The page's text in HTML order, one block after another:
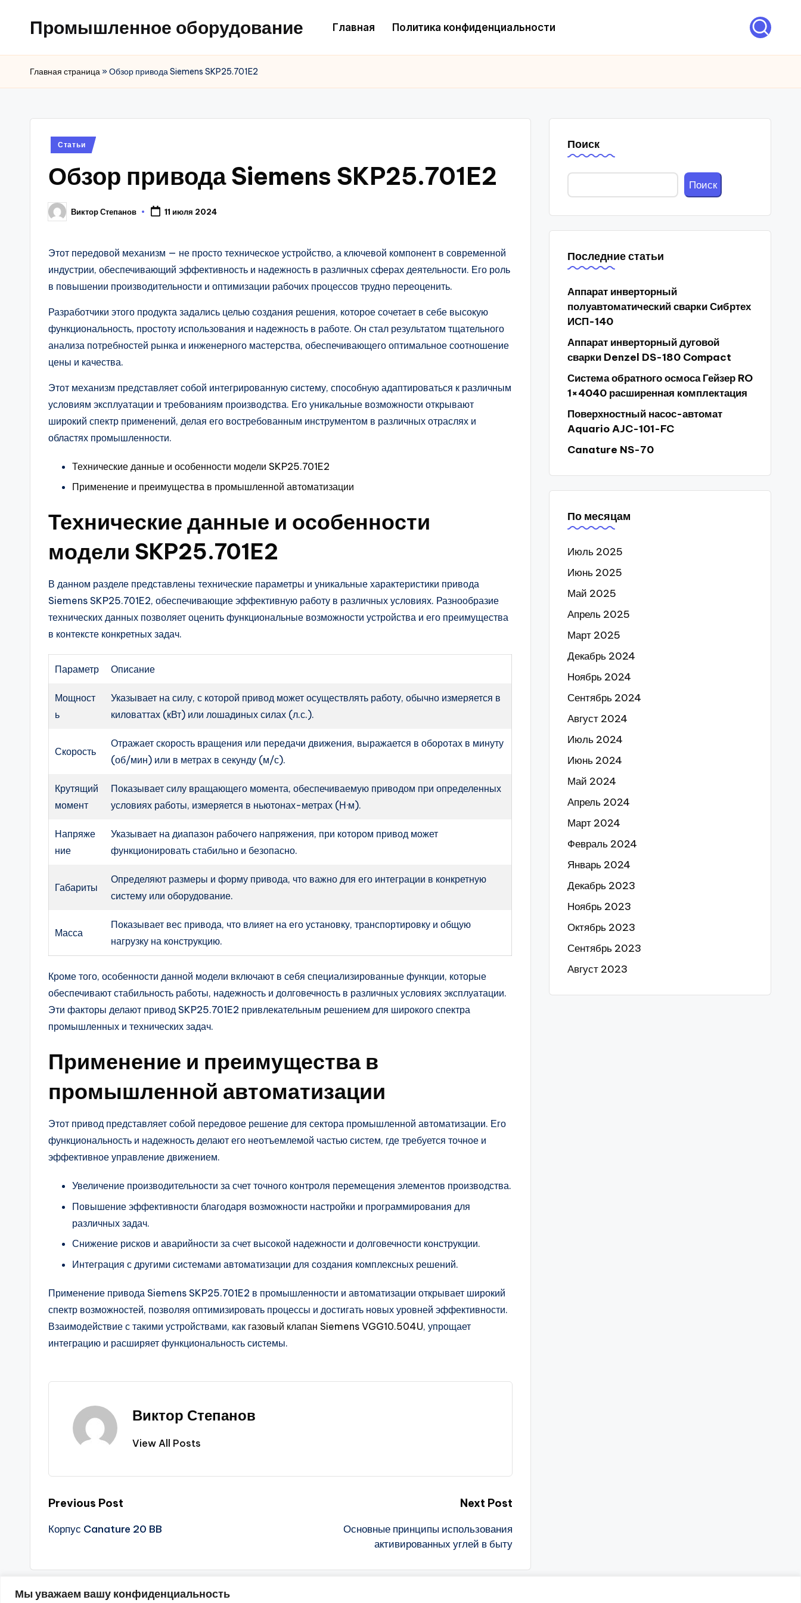
Мы уважаем вашу конфиденциальность
Промышленное оборудование Главная Политика конфиденциальности
Главная страница»Обзор привода Siemens SKP25.701E2
Posted
Статьи
Обзор привода Siemens SKP25.701E2
Posted
by
Виктор Степанов 11 июля 2024
Этот передовой механизм — не просто техническое устройство, а ключевой компонент в современной
индустрии, обеспечивающий эффективность и надежность в различных сферах деятельности. Его роль
в повышении производительности и оптимизации рабочих процессов трудно переоценить.
Разработчики этого продукта задались целью создания решения, которое сочетает в себе высокую
функциональность, простоту использования и надежность в работе. Он стал результатом тщательного
анализа потребностей рынка и инженерного мастерства, обеспечивающего оптимальное соотношение
цены и качества.
Этот механизм представляет собой интегрированную систему, способную адаптироваться к различным
условиям эксплуатации и требованиям производства. Его уникальные возможности открывают
широкий спектр применений, делая его востребованным инструментом в различных отраслях и
областях промышленности.
Технические данные и особенности модели SKP25.701E2
Применение и преимущества в промышленной автоматизации
Технические данные и особенности
модели SKP25.701E2
В данном разделе представлены технические параметры и уникальные характеристики привода
Siemens SKP25.701E2, обеспечивающие эффективную работу в различных условиях. Разнообразие
технических данных позволяет оценить функциональные возможности устройства и его преимущества
в контексте конкретных задач.
Параметр Описание
Мощност
ь
Указывает на силу, с которой привод может осуществлять работу, обычно измеряется в
киловаттах (кВт) или лошадиных силах (л.с.).
Скорость
Отражает скорость вращения или передачи движения, выражается в оборотах в минуту
(об/мин) или в метрах в секунду (м/с).
Крутящий
момент
Показывает силу вращающего момента, обеспечиваемую приводом при определенных
условиях работы, измеряется в ньютонах-метрах (Н·м).
Напряже
ние
Указывает на диапазон рабочего напряжения, при котором привод может
функционировать стабильно и безопасно.
Габариты
Определяют размеры и форму привода, что важно для его интеграции в конкретную
систему или оборудование.
Масса
Показывает вес привода, что влияет на его установку, транспортировку и общую
нагрузку на конструкцию.
Кроме того, особенности данной модели включают в себя специализированные функции, которые
обеспечивают стабильность работы, надежность и долговечность в различных условиях эксплуатации.
Эти факторы делают привод SKP25.701E2 привлекательным решением для широкого спектра
промышленных и технических задач.
Применение и преимущества в
промышленной автоматизации
Этот привод представляет собой передовое решение для сектора промышленной автоматизации. Его
функциональность и надежность делают его неотъемлемой частью систем, где требуется точное и
эффективное управление движением.
Увеличение производительности за счет точного контроля перемещения элементов производства.
Повышение эффективности благодаря возможности настройки и программирования для
различных задач.
Снижение рисков и аварийности за счет высокой надежности и долговечности конструкции.
Интеграция с другими системами автоматизации для создания комплексных решений.
Применение привода Siemens SKP25.701E2 в промышленности и автоматизации открывает широкий
спектр возможностей, позволяя оптимизировать процессы и достигать новых уровней эффективности.
Взаимодействие с такими устройствами, как газовый клапан Siemens VGG10.504U, упрощает
интеграцию и расширяет функциональность системы.
Виктор Степанов
View All Posts
Post
navigation
Previous Post
Корпус Canature 20 BB
Next Post
Основные принципы использования
активированных углей в быту
Поиск
Поиск
Последние статьи
Аппарат инверторный
полуавтоматический сварки Сибртех
ИСП-140
Аппарат инверторный дуговой
сварки Denzel DS-180 Compact
Система обратного осмоса Гейзер RO
1×4040 расширенная комплектация
Поверхностный насос-автомат
Aquario AJC-101-FC
Canature NS-70
По месяцам
Июль 2025
Июнь 2025
Май 2025
Апрель 2025
Март 2025
Декабрь 2024
Ноябрь 2024
Сентябрь 2024
Август 2024
Июль 2024
Июнь 2024
Май 2024
Апрель 2024
Март 2024
Февраль 2024
Январь 2024
Декабрь 2023
Ноябрь 2023
Октябрь 2023
Сентябрь 2023
Август 2023